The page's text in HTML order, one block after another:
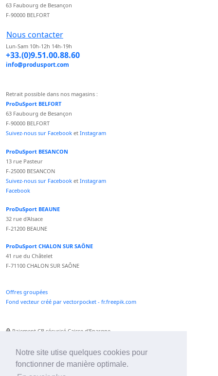
Notre site utise quelques cookies pour
fonctionner de manière optimale.
63 Faubourg de Besançon
F-90000 BELFORT
Nous contacter
Lun-Sam 10h-12h 14h-19h
+33.(0)9.51.00.88.60
info@produsport.com
Retrait possible dans nos magasins :
ProDuSport BELFORT
63 Faubourg de Besançon
F-90000 BELFORT
Suivez-nous sur Facebook et Instagram
ProDuSport BESANCON
13 rue Pasteur
F-25000 BESANCON
Suivez-nous sur Facebook et Instagram
Facebook
ProDuSport BEAUNE
32 rue d'Alsace
F-21200 BEAUNE
ProDuSport CHALON SUR SAÔNE
41 rue du Châtelet
F-71100 CHALON SUR SAÔNE
Offres groupées
Fond vecteur créé par vectorpocket - fr.freepik.com
Paiement CB sécurisé Caisse d'Epargne
Paiement Paypal accepté